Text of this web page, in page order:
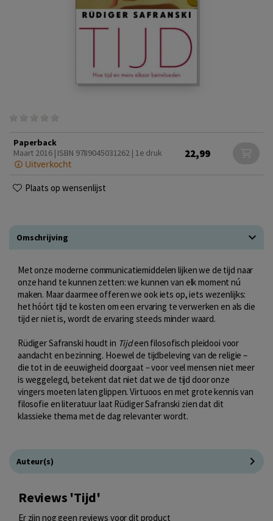
Paperback
Maart 2016 | ISBN 9789045031262 | 1e druk
Uitverkocht
22,99
Plaats op wensenlijst
Omschrijving
Met onze moderne communicatiemiddelen lijken we de tijd naar
onze hand te kunnen zetten: we kunnen van elk moment nú
maken. Maar daarmee offeren we ook iets op, iets wezenlijks:
het hóórt tijd te kosten om een ervaring te verwerken en als die
tijd er niet is, wordt de ervaring steeds minder waard.
Rüdiger Safranski houdt in Tijdeen filosofisch pleidooi voor
aandacht en bezinning. Hoewel de tijdbeleving van de religie –
die tot in de eeuwigheid doorgaat – voor veel mensen niet meer
is weggelegd, betekent dat niet dat we de tijd door onze
vingers moeten laten glippen. Virtuoos en met grote kennis van
filosofie en literatuur laat Rüdiger Safranski zien dat dit
klassieke thema met de dag relevanter wordt.
Auteur(s)
Reviews 'Tijd'
Er zijn nog geen reviews voor dit product